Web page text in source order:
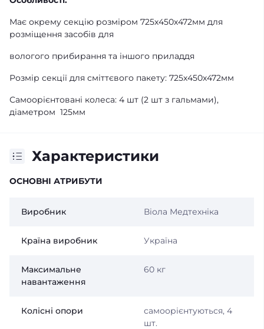
Має окрему секцію розміром 725х450х472мм для
розміщення засобів для
вологого прибирання та іншого приладдя
Розмір секції для сміттєвого пакету: 725х450х472мм
Самоорієнтовані колеса: 4 шт (2 шт з гальмами),
діаметром 125мм
Характеристики
ОСНОВНІ АТРИБУТИ
Виробник Віола Медтехніка
Країна виробник Україна
Максимальне
навантаження
60 кг
Колісні опори
самоорієнтуються, 4
шт.